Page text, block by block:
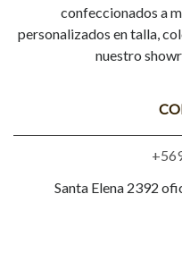
confeccionados a
personalizados en talla,
nuestro
Santa Elena 2392